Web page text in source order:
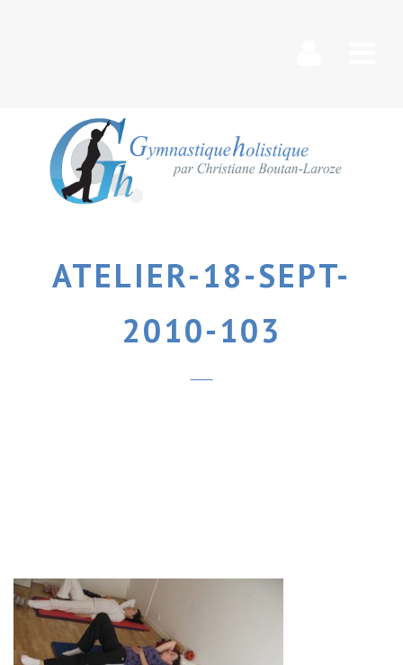
ATELIER-18-SEPT-
2010-103